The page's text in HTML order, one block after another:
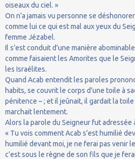
oiseaux du ciel. »
On n’a jamais vu personne se
comme lui ce qui est mal aux yeux du
femme Jézabel.
Il s’est conduit d’une manière
comme faisaient les Amorites que le
les Israélites.
Quand Acab entendit les paroles
habits, se couvrit le corps d’une toile à
pénitence – ; et il jeûnait, il gardait la
marchait lentement.
Alors la parole du Seigneur fut adressée
« Tu vois comment Acab s’est humilié
humilié devant moi, je ne ferai pas venir
c’est sous le règne de son fils que je